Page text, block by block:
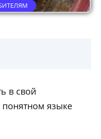
в свой
понятном языке